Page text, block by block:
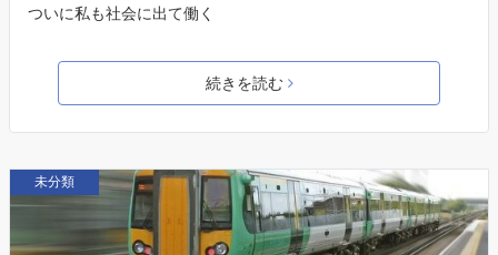
ついに私も社会に出て働く
続きを読む
未分類